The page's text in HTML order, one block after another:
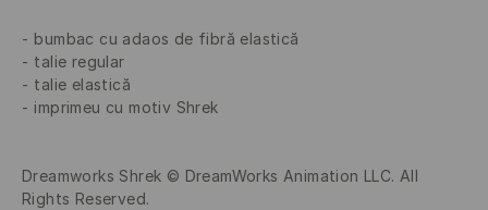
bumbac cu adaos de fibră elastică
talie regular
talie elastică
imprimeu cu motiv Shrek
Dreamworks Shrek © DreamWorks Animation LLC. All
Rights Reserved.